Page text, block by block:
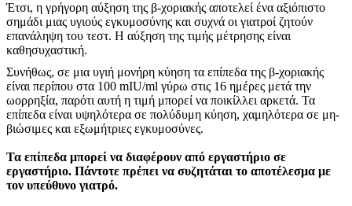
Έτσι, η γρήγορη αύξηση της β-χοριακής αποτελεί ένα αξιόπιστο
σημάδι μιας υγιούς εγκυμοσύνης και συχνά οι γιατροί ζητούν
επανάληψη του τεστ. Η αύξηση της τιμής μέτρησης είναι
καθησυχαστική.
Συνήθως, σε μια υγιή μονήρη κύηση τα επίπεδα της β-χοριακής
είναι περίπου στα 100 mIU/ml γύρω στις 16 ημέρες μετά την
ωορρηξία, παρότι αυτή η τιμή μπορεί να ποικίλλει αρκετά. Τα
επίπεδα είναι υψηλότερα σε πολύδυμη κύηση, χαμηλότερα σε μη-
βιώσιμες και εξωμήτριες εγκυμοσύνες.
Τα επίπεδα μπορεί να διαφέρουν από εργαστήριο σε
εργαστήριο. Πάντοτε πρέπει να συζητάται το αποτέλεσμα με
τον υπεύθυνο γιατρό.